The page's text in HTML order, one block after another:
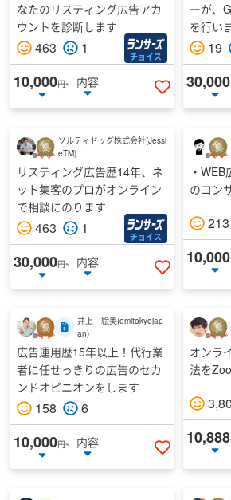
なたのリスティング広告アカ
ウントを診断します
463 1 チョイス
10,000円~
内容
いいねする
ーが、
を行い
19
30,000
ソルティドッグ株式会社(Jessi
eTM)
リスティング広告歴14年、ネ
ット集客のプロがオンライン
で相談にのります
463 1 チョイス
30,000円~
内容
いいねする
・
のコン
213
10,000
井上 絵美(emitokyojap
an)
広告運用歴15年以上！代行業
者に任せっきりの広告のセカ
ンドオピニオンをします
158 6
10,000円~
内容
いいねする
オンラ
法を
10,888